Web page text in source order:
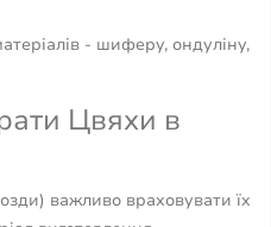
- шиферу, ондуліну,
Цвяхи в
важливо враховувати їх